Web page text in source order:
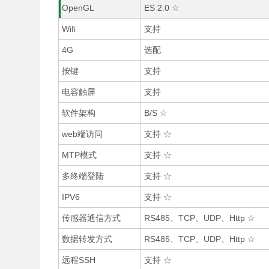
OpenGL ES 2.0 ☆
Wifi 支持
4G 选配
按键 支持
电容触屏 支持
软件架构 B/S ☆
web端访问 支持 ☆
MTP模式 支持 ☆
多终端登陆 支持 ☆
IPV6 支持 ☆
传感器通信方式 RS485、TCP、UDP、Http ☆
数据转发方式 RS485、TCP、UDP、Http ☆
远程SSH 支持 ☆